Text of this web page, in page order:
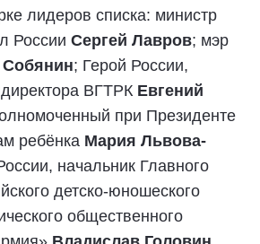
лидеров списка: министр
России Сергей Лавров; мэр
Собянин; Герой России,
ВГТРК Евгений
при Президенте
ребёнка Мария Львова-
начальник Главного
детско-юношеского
общественного